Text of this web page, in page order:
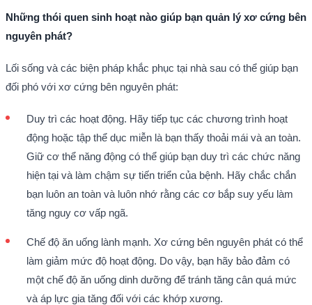
Những thói quen sinh hoạt nào giúp bạn quản lý xơ cứng bên
nguyên phát?
Lối sống và các biện pháp khắc phục tại nhà sau có thể giúp bạn
đối phó với xơ cứng bên nguyên phát:
Duy trì các hoạt động. Hãy tiếp tục các chương trình hoạt
động hoặc tập thể dục miễn là bạn thấy thoải mái và an toàn.
Giữ cơ thể năng động có thể giúp bạn duy trì các chức năng
hiện tại và làm chậm sự tiến triển của bệnh. Hãy chắc chắn
bạn luôn an toàn và luôn nhớ rằng các cơ bắp suy yếu làm
tăng nguy cơ vấp ngã.
Chế độ ăn uống lành mạnh. Xơ cứng bên nguyên phát có thể
làm giảm mức độ hoạt động. Do vậy, bạn hãy bảo đảm có
một chế độ ăn uống dinh dưỡng để tránh tăng cân quá mức
và áp lực gia tăng đối với các khớp xương.